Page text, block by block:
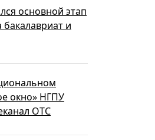
основной этап
бакалавриат и
окно» НГПУ
ОТС